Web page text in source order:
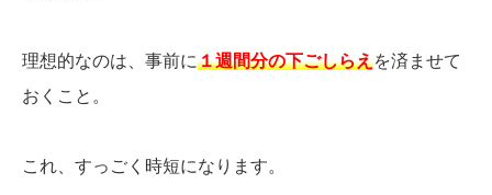
理想的なのは、事前に１週間分の下ごしらえを済ませて
おくこと。
これ、すっごく時短になります。